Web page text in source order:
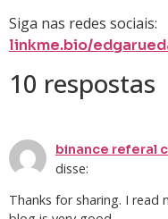
Siga nas redes sociais:
linkme.bio/
10 respostas
binance referal
disse:
Thanks for sharing. I